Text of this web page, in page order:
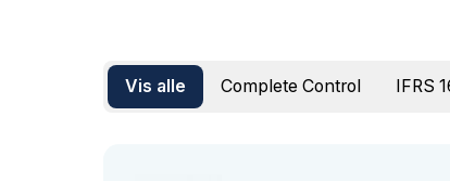
Vis alle Complete Control IFRS